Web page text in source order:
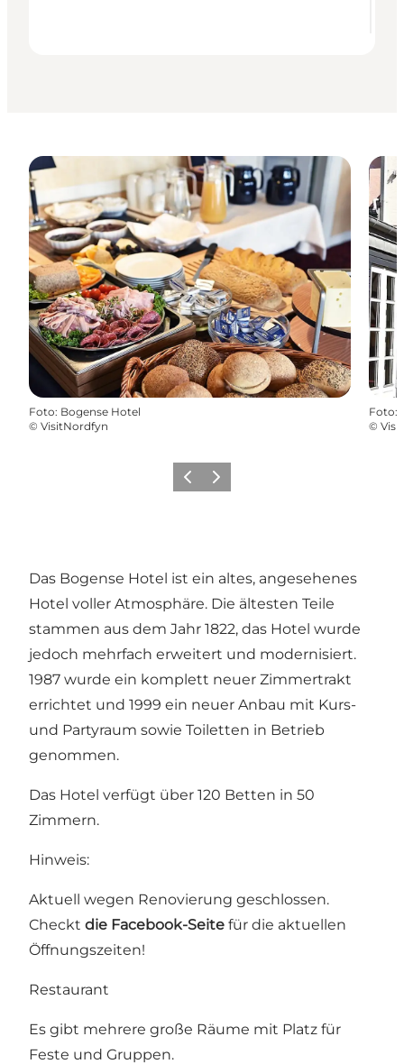
Foto: Bogense Hotel
© VisitNordfyn
Foto:
©
Vorherige Folie
Nächste Folie
Das Bogense Hotel ist ein altes, angesehenes
Hotel voller Atmosphäre. Die ältesten Teile
stammen aus dem Jahr 1822, das Hotel wurde
jedoch mehrfach erweitert und modernisiert.
1987 wurde ein komplett neuer Zimmertrakt
errichtet und 1999 ein neuer Anbau mit Kurs-
und Partyraum sowie Toiletten in Betrieb
genommen.
Das Hotel verfügt über 120 Betten in 50
Zimmern.
Hinweis:
Aktuell wegen Renovierung geschlossen.
Checkt die Facebook-Seite für die aktuellen
Öffnungszeiten!
Restaurant
Es gibt mehrere große Räume mit Platz für
Feste und Gruppen.